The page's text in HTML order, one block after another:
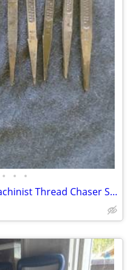
• • •
Vintage/Antique S.W. Card Machinist Thread Chaser Set & Tap Wrenches